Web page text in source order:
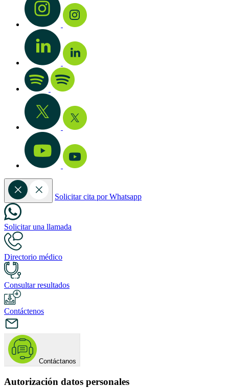
Solicitar cita por Whatsapp
Solicitar una llamada
Directorio médico
Consultar resultados
Contáctenos
Contáctanos
Autorización datos personales